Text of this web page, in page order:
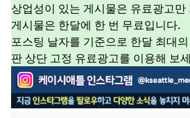
상업성이 있는 게시물은 유료광고만
게시물은 한달에 한 번 무료입니다.
포스팅 날자를 기준으로 한달 최대
판 상단 고정 유료광고를 이용해 보